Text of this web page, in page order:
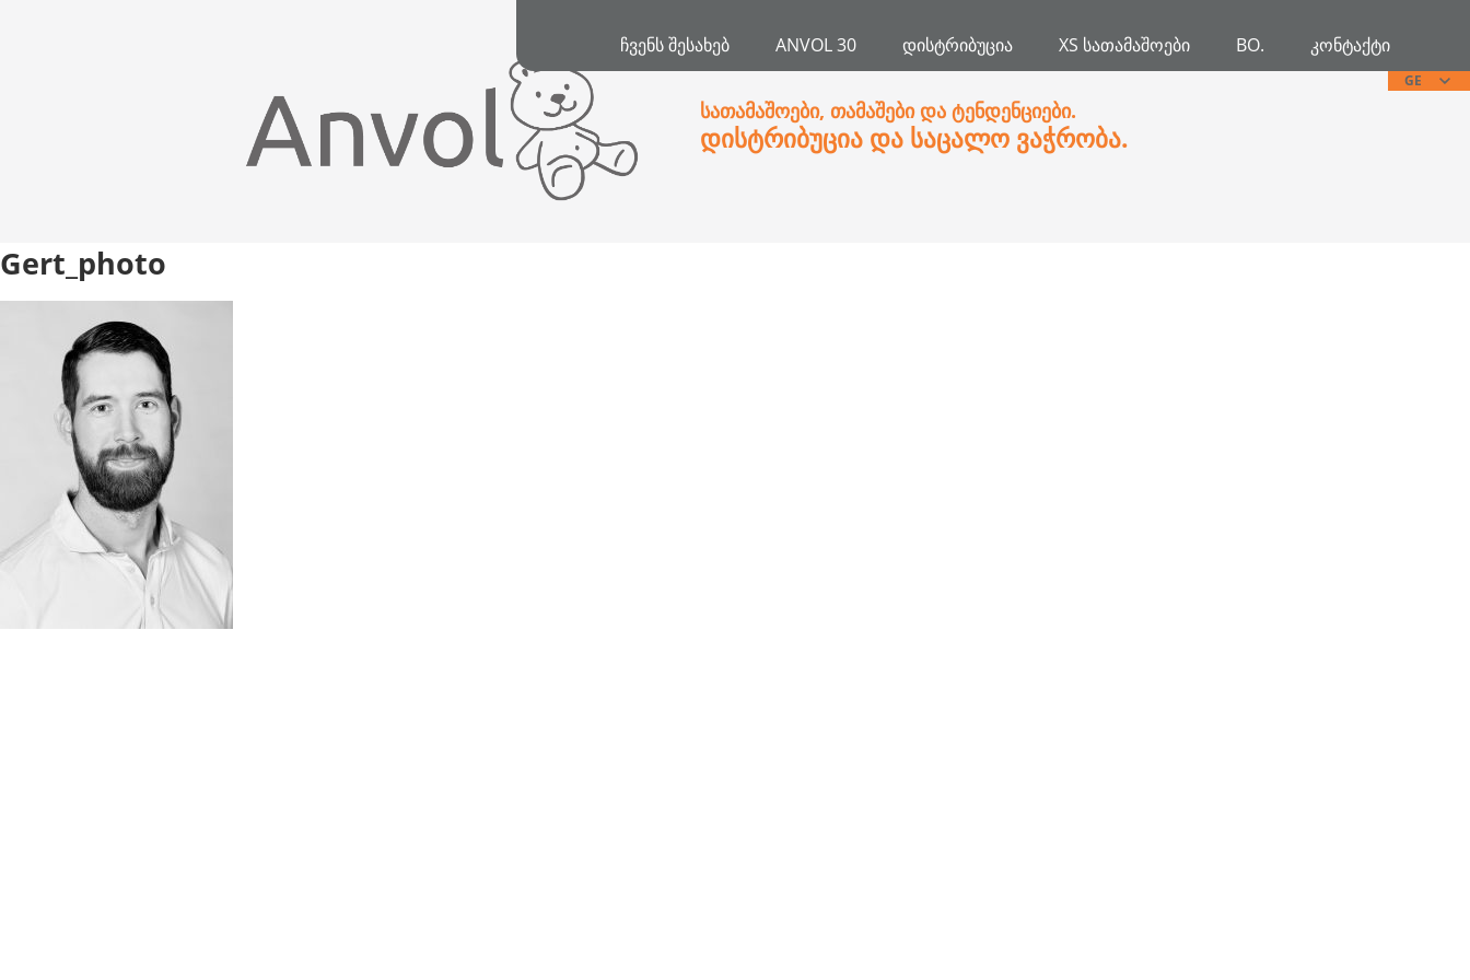
ᲩᲕᲔᲜᲡ ᲨᲔᲡᲐᲮᲔᲑ ANVOL 30 ᲓᲘᲡᲢᲠᲘᲑᲣᲪᲘᲐ XS ᲡᲐᲗᲐᲛᲐᲨᲝᲔᲑᲘ BO. ᲙᲝᲜᲢᲐᲥᲢᲘ
GE
სათამაშოები, თამაშები და ტენდენციები.
დისტრიბუცია და საცალო ვაჭრობა.
Gert_photo